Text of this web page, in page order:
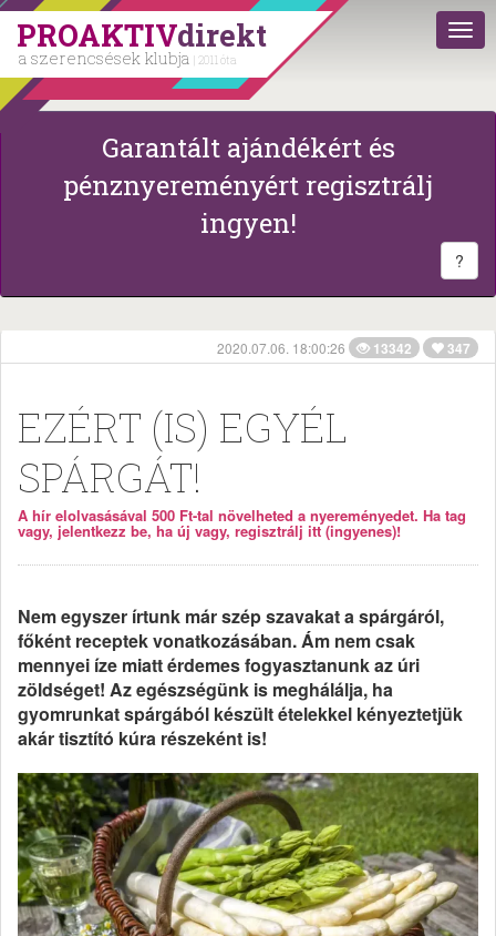
PROAKTIVdirekt
a szerencsések klubja | 2011 óta
Garantált ajándékért és
pénznyereményért regisztrálj
ingyen!
?
2020.07.06. 18:00:26 13342 347
EZÉRT (IS) EGYÉL
SPÁRGÁT!
A hír elolvasásával 500 Ft-tal növelheted a nyereményedet. Ha tag
vagy, jelentkezz be, ha új vagy, regisztrálj itt (ingyenes)!
Nem egyszer írtunk már szép szavakat a spárgáról,
főként receptek vonatkozásában. Ám nem csak
mennyei íze miatt érdemes fogyasztanunk az úri
zöldséget! Az egészségünk is meghálálja, ha
gyomrunkat spárgából készült ételekkel kényeztetjük
akár tisztító kúra részeként is!